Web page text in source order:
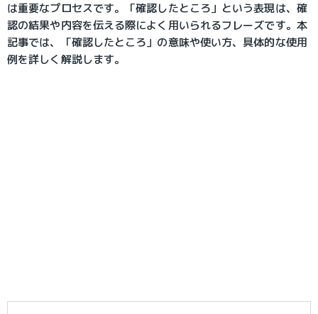
は重要なプロセスです。「確認したところ」という表現は、確
認の結果や内容を伝える際によく用いられるフレーズです。本
記事では、「確認したところ」の意味や使い方、具体的な使用
例を詳しく解説します。